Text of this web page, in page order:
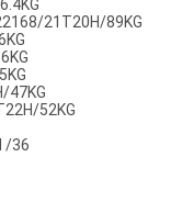
21T20H/89KG
47KG
52KG
/36